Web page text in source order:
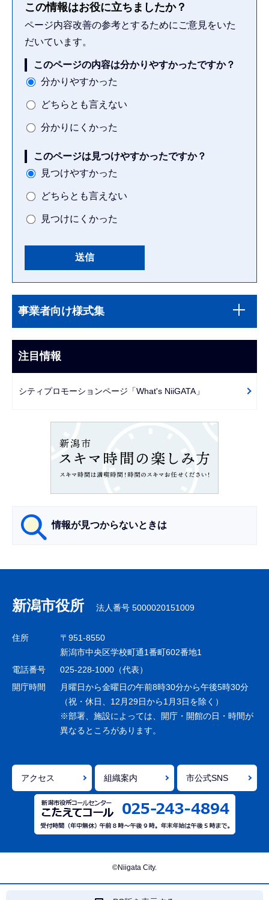
この情報はお役に立ちましたか？
ページ内容改善の参考とするためにご意見をいた
だいています。
このページの内容は分かりやすかったですか？
分かりやすかった
どちらとも言えない
分かりにくかった
このページは見つけやすかったですか？
見つけやすかった
どちらとも言えない
見つけにくかった
文
こ
ま
で
ビ
ー
事業者向け様式集
注目情報
シティプロモーションページ「What's NiiGATA」
情報が見つからないときは
ナ
ビ
ゲ
シ
ョ
で
新潟市役所 法人番号 5000020151009
住所
〒951-8550
新潟市中央区学校町通1番町602番地1
電話番号
025-228-1000（代表）
開庁時間
月曜日から金曜日の午前8時30分から午後5時30分
（祝・休日、12月29日から1月3日を除く）
※部署、施設によっては、開庁・開館の日・時間が
異なるところがあります。
アクセス 組織案内 市公式SNS
©Niigata City.